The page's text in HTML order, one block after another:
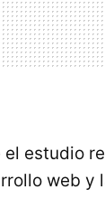
estudio
web